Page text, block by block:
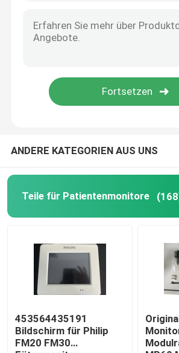
Verwendete Patientenmonitore
ANDERE KATEGORIEN AUS UNS
Teile für Patientenmonitore
453564435191
Bildschirm für Philip
FM20 FM30